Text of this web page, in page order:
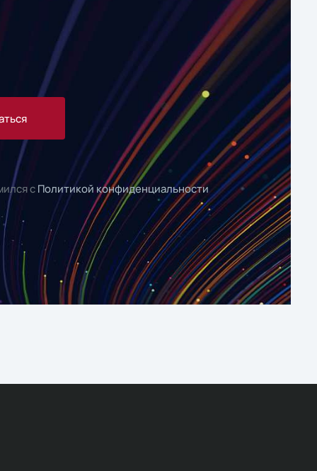
сПолитикой конфиденциальности